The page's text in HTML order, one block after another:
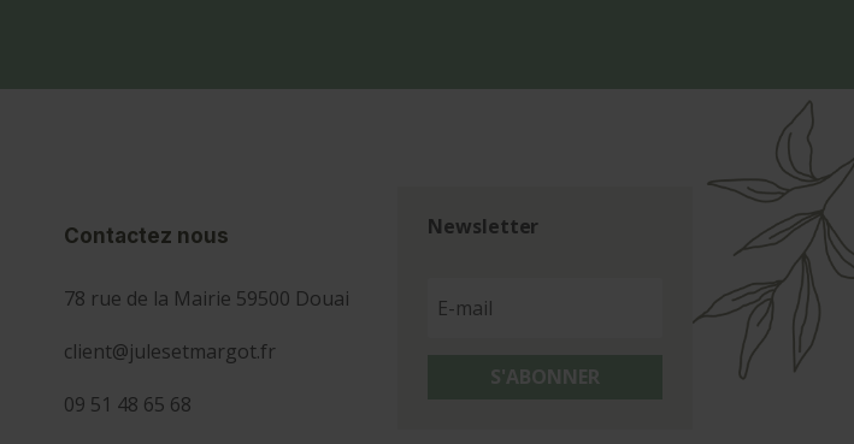
Contactez nous
78 rue de la Mairie 59500 Douai
client@julesetmargot.fr
09 51 48 65 68
Newsletter
S'ABONNER